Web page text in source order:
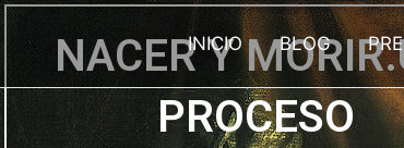
Ir
contenido
INICIO BLOG
NACER Y
PROCESO